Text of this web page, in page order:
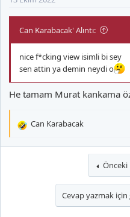
Can Karabacak' Alıntı:
nice f*cking view isimli bi sey
sen attin ya demin neydi o
He tamam Murat kankama
T
Can Karabacak
Önceki
Cevap yazmak